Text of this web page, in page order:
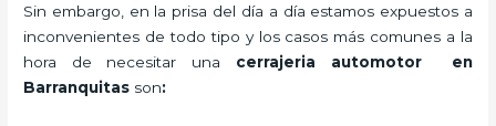
Sin embargo, en la prisa del día a día estamos expuestos a
inconvenientes de todo tipo y los casos más comunes a la
hora de necesitar una cerrajeria automotor en
Barranquitas son: